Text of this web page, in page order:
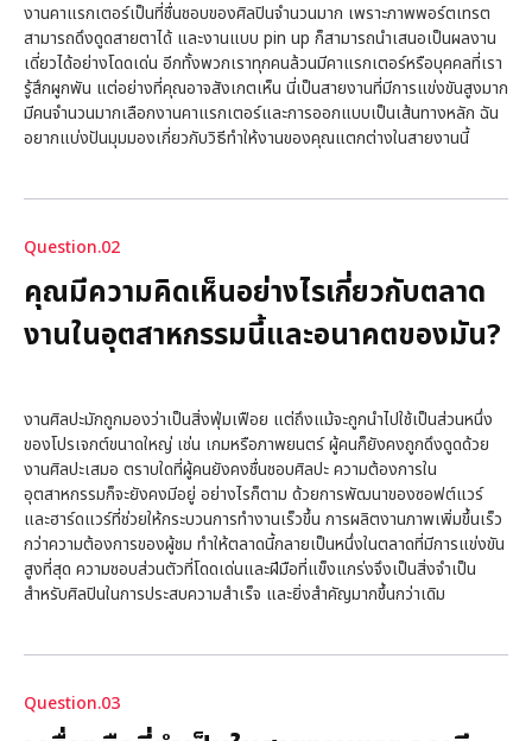
งานคาแรกเตอร์เป็นที่ชื่นชอบของศิลปินจำนวนมาก เพราะภาพพอร์ตเทรต
สามารถดึงดูดสายตาได้ และงานแบบ pin up ก็สามารถนำเสนอเป็นผลงาน
เดี่ยวได้อย่างโดดเด่น อีกทั้งพวกเราทุกคนล้วนมีคาแรกเตอร์หรือบุคคลที่เรา
รู้สึกผูกพัน แต่อย่างที่คุณอาจสังเกตเห็น นี่เป็นสายงานที่มีการแข่งขันสูงมาก
มีคนจำนวนมากเลือกงานคาแรกเตอร์และการออกแบบเป็นเส้นทางหลัก ฉัน
อยากแบ่งปันมุมมองเกี่ยวกับวิธีทำให้งานของคุณแตกต่างในสายงานนี้
Question.02
คุณมีความคิดเห็นอย่างไรเกี่ยวกับตลาด
งานในอุตสาหกรรมนี้และอนาคตของมัน?
งานศิลปะมักถูกมองว่าเป็นสิ่งฟุ่มเฟือย แต่ถึงแม้จะถูกนำไปใช้เป็นส่วนหนึ่ง
ของโปรเจกต์ขนาดใหญ่ เช่น เกมหรือภาพยนตร์ ผู้คนก็ยังคงถูกดึงดูดด้วย
งานศิลปะเสมอ ตราบใดที่ผู้คนยังคงชื่นชอบศิลปะ ความต้องการใน
อุตสาหกรรมก็จะยังคงมีอยู่ อย่างไรก็ตาม ด้วยการพัฒนาของซอฟต์แวร์
และฮาร์ดแวร์ที่ช่วยให้กระบวนการทำงานเร็วขึ้น การผลิตงานภาพเพิ่มขึ้นเร็ว
กว่าความต้องการของผู้ชม ทำให้ตลาดนี้กลายเป็นหนึ่งในตลาดที่มีการแข่งขัน
สูงที่สุด ความชอบส่วนตัวที่โดดเด่นและฝีมือที่แข็งแกร่งจึงเป็นสิ่งจำเป็น
สำหรับศิลปินในการประสบความสำเร็จ และยิ่งสำคัญมากขึ้นกว่าเดิม
Question.03